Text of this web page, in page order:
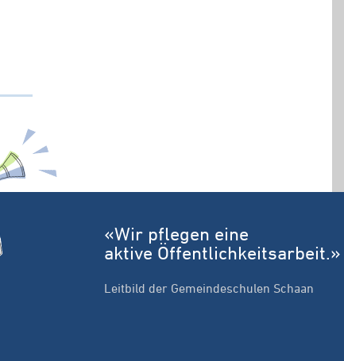
«Wir pflegen eine
aktive Öffentlichkeitsarbeit.»
Leitbild der Gemeindeschulen Schaan